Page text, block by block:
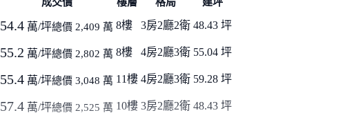
54.4 萬/坪總價 2,409 萬 8樓 3房2廳2衛 48.43 坪
55.2 萬/坪總價 2,802 萬 8樓 4房2廳3衛 55.04 坪
55.4 萬/坪總價 3,048 萬 11樓 4房2廳3衛 59.28 坪
57.4 萬/坪總價 2,525 萬 10樓 3房2廳2衛 48.43 坪